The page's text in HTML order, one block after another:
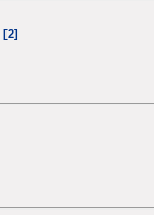
[2]